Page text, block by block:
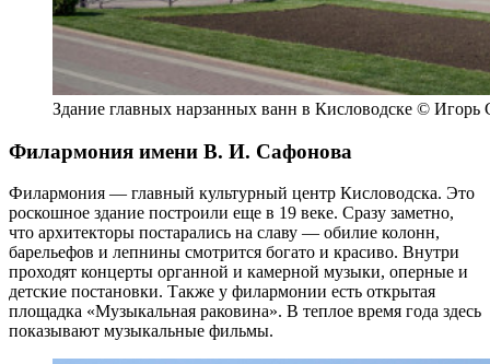
Здание главных нарзанных ванн в Кисловодске ©
Филармония имени В. И. Сафонова
Филармония — главный культурный центр Кисловодска. Это
роскошное здание построили еще в 19 веке. Сразу заметно,
что архитекторы постарались на славу — обилие колонн,
барельефов и лепнины смотрится богато и красиво. Внутри
проходят концерты органной и камерной музыки, оперные и
детские постановки. Также у филармонии есть открытая
площадка «Музыкальная раковина». В теплое время года здесь
показывают музыкальные фильмы.